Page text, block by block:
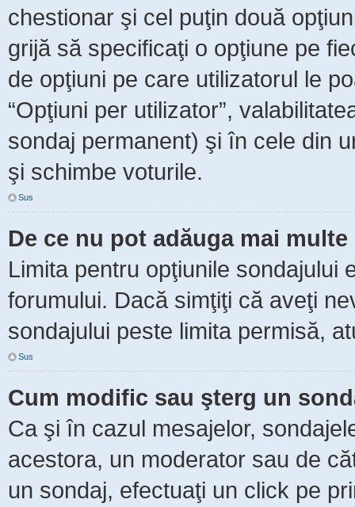
chestionar şi cel puţin două
grijă să specificaţi o opţiune pe
de opţiuni pe care utilizatorul le
“Opţiuni per utilizator”,
sondaj permanent) şi în cele din
şi schimbe voturile.
Sus
De ce nu pot adăuga mai
Limita pentru opţiunile sondajului
forumului. Dacă simţiţi că aveţi
sondajului peste limita permisă,
Sus
Cum modific sau şterg un
Ca şi în cazul mesajelor,
acestora, un moderator sau de
un sondaj, efectuaţi un click pe